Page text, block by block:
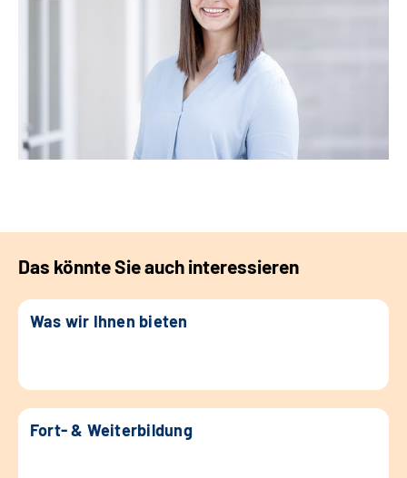
Das könnte Sie auch interessieren
Was wir Ihnen bieten
Fort- & Weiterbildung